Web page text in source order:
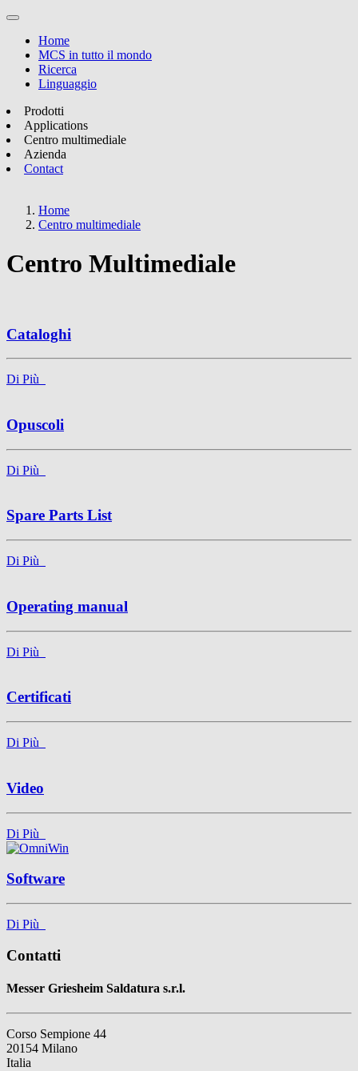
Home
MCS in tutto il mondo
Ricerca
Linguaggio
Prodotti
Applications
Centro multimediale
Azienda
Contact
Home
Centro multimediale
Centro Multimediale
Cataloghi
Di Più
Opuscoli
Di Più
Spare Parts List
Di Più
Operating manual
Di Più
Certificati
Di Più
Video
Di Più
Software
Di Più
Contatti
Messer Griesheim Saldatura s.r.l.
Corso Sempione 44
20154 Milano
Italia